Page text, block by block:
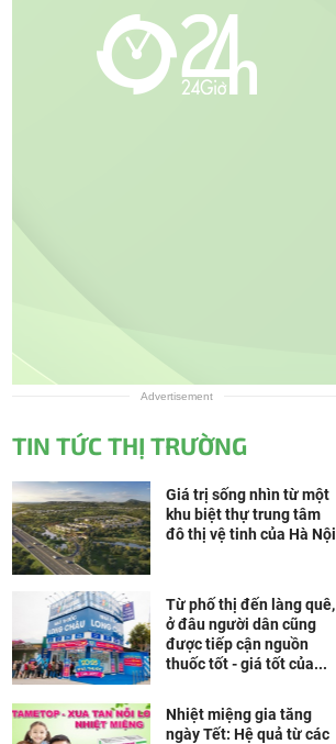
Advertisement
TIN TỨC THỊ TRƯỜNG
Giá trị sống nhìn từ một
khu biệt thự trung tâm
đô thị vệ tinh của Hà Nội
Từ phố thị đến làng quê,
ở đâu người dân cũng
được tiếp cận nguồn
thuốc tốt - giá tốt của...
Nhiệt miệng gia tăng
ngày Tết: Hệ quả từ các